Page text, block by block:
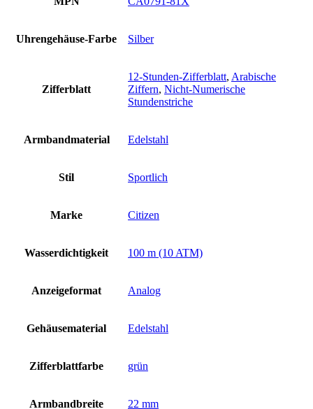
Uhrengehäuse-Farbe Silber
Zifferblatt
12-Stunden-Zifferblatt, Arabische
Ziffern, Nicht-Numerische
Stundenstriche
Armbandmaterial Edelstahl
Stil Sportlich
Marke Citizen
Wasserdichtigkeit 100 m (10 ATM)
Anzeigeformat Analog
Gehäusematerial Edelstahl
Zifferblattfarbe grün
Armbandbreite 22 mm